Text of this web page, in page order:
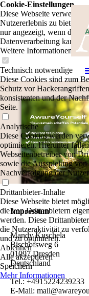
Impressum
Mandy Kuschela
Bischofsweg 6
01097 Dresden
Deutschland
Tel.: +4915224239233
E-Mail:
Cookie-Einstellungen
Diese Webseite
Nutzererlebnis zu bieten.
nur angezeigt, wenn die
Datenverarbeitung kann
Weitere Informationen
Technisch notwendige
Diese Cookies sind zum
Schutz vor
konsistenten und der
Seite.
Analytische
Diese Cookies werden
optimieren. Hierunter
Webseitenbetreiber von
sowie die Ausspielung
Nachverfolgung der
Drittanbieter-Inhalte
Diese Webseite bietet
die von Drittanbietern
werden. Diese
die Nutzeraktivität zu
und zu optimieren.
Ablehnen
Alle akzeptieren
Speichern
Mehr Informationen